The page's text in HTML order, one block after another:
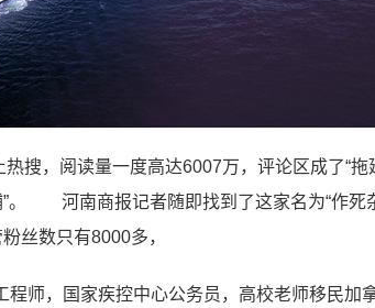
搜，阅读量一度高达6007万，评论区成了“拖
”。 河南商报记者随即找到了这家名为“作死
丝数只有8000多，
程师，国家疾控中心公务员，高校老师移民加